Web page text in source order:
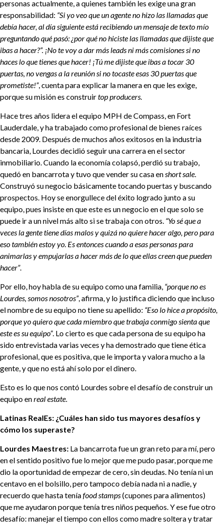
personas actualmente, a quienes también les exige una gran
responsabilidad: “Si yo veo que un agente no hizo las llamadas que
debía hacer, al día siguiente está recibiendo un mensaje de texto mío
preguntando qué pasó: ¿por qué no hiciste las llamadas que dijiste que
ibas a hacer?”. ¡No te voy a dar más leads ni más comisiones si no
haces lo que tienes que hacer! ¡Tú me dijiste que ibas a tocar 30
puertas, no vengas a la reunión si no tocaste esas 30 puertas que
prometiste!”, cuenta para explicar la manera en que les exige,
porque su misión es construirtop producers.
Hace tres años lidera el equipo MPH de Compass, en Fort
Lauderdale, y ha trabajado como profesional de bienes raíces
desde 2009. Después de muchos años exitosos en la industria
bancaria, Lourdes decidió seguir una carrera en el sector
inmobiliario. Cuando la economía colapsó, perdió su trabajo,
quedó en bancarrota y tuvo que vender su casa enshort sale.
Construyó su negocio básicamente tocando puertas y buscando
prospectos. Hoy se enorgullece del éxito logrado junto a su
equipo, pues insiste en que este es un negocio en el que solo se
puede ir a un nivel más alto si se trabaja con otros. “Yo sé que a
veces la gente tiene días malos y quizá no quiere hacer algo, pero para
eso también estoy yo. Es entonces cuando a esas personas para
animarlas y empujarlas a hacer más de lo que ellas creen que pueden
hacer”.
Por ello, hoy habla de su equipo como una familia, “porque no es
Lourdes, somos nosotros”, afirma, y lo justifica diciendo que incluso
el nombre de su equipo no tiene su apellido: “Eso lo hice a propósito,
porque yo quiero que cada miembro que trabaja conmigo sienta que
este es su equipo”. Lo cierto es que cada persona de su equipo ha
sido entrevistada varias veces y ha demostrado que tiene ética
profesional, que es positiva, que le importa y valora mucho a la
gente, y que no está ahí solo por el dinero.
Esto es lo que nos contó Lourdes sobre el desafío de construir un
equipo enreal estate.
Latinas RealEs: ¿Cuáles han sido tus mayores desafíos y
cómo los superaste?
Lourdes Maestres: La bancarrota fue un gran reto para mí, pero
en el sentido positivo fue lo mejor que me pudo pasar, porque me
dio la oportunidad de empezar de cero, sin deudas. No tenía ni un
centavo en el bolsillo, pero tampoco debía nada ni a nadie, y
recuerdo que hasta teníafood stamps(cupones para alimentos)
que me ayudaron porque tenía tres niños pequeños. Y ese fue otro
desafío: manejar el tiempo con ellos como madre soltera y tratar